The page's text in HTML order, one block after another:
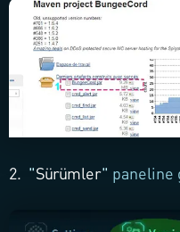
2. "Sürümler" paneline